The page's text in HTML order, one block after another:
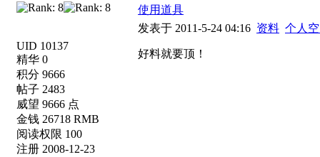
UID 10137
精华 0
积分 9666
帖子 2483
威望 9666 点
金钱 26718 RMB
阅读权限 100
注册 2008-12-23
使用道具
发表于 2011-5-24 04:16 资料 个人
好料就要顶！